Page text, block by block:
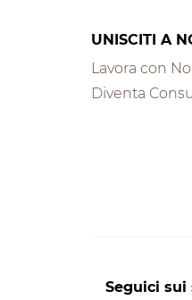
UNISCITI A
Lavora con
Diventa
Seguici sui